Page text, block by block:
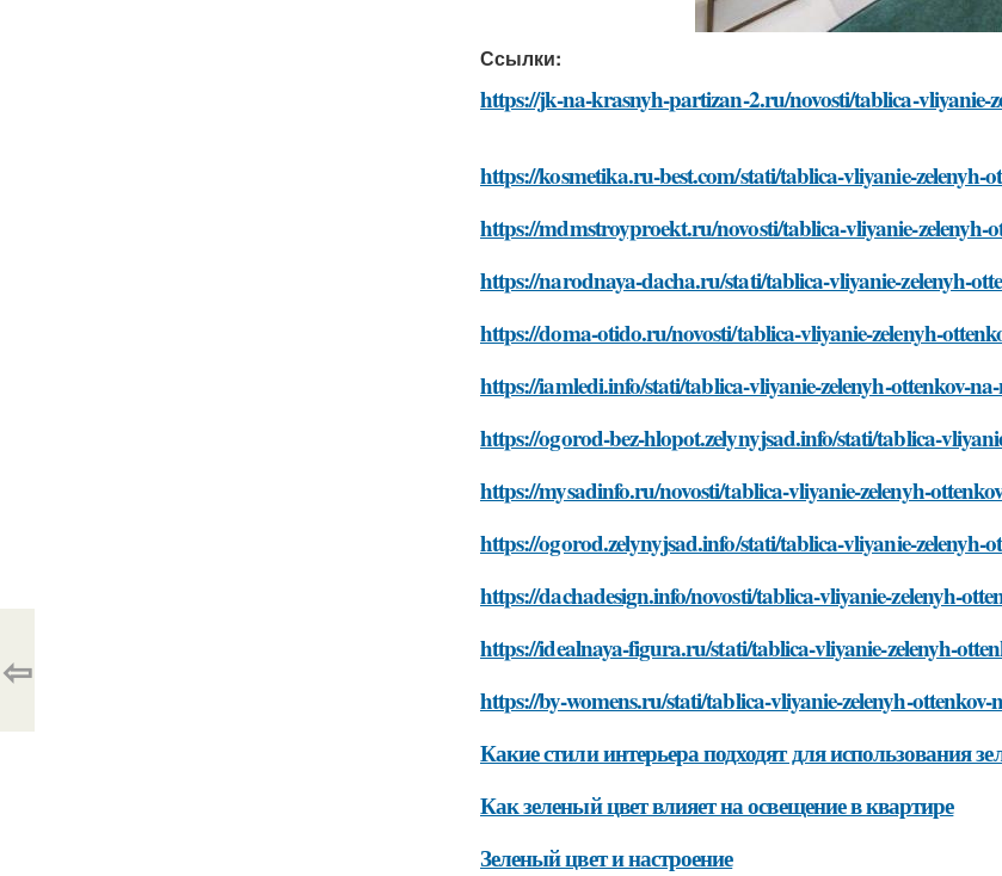
Ссылки:
https://jk-na-krasnyh-partizan-2.ru/novosti/tablica-vliyanie-
https://kosmetika.ru-best.com/stati/tablica-vliyanie-zelenyh-
https://mdmstroyproekt.ru/novosti/tablica-vliyanie-zelenyh-
https://narodnaya-dacha.ru/stati/tablica-vliyanie-zelenyh-
https://doma-otido.ru/novosti/tablica-vliyanie-zelenyh-
https://iamledi.info/stati/tablica-vliyanie-zelenyh-ottenkov-
https://ogorod-bez-hlopot.zelynyjsad.info/stati/tablica-
https://mysadinfo.ru/novosti/tablica-vliyanie-zelenyh-
https://ogorod.zelynyjsad.info/stati/tablica-vliyanie-zelenyh-
https://dachadesign.info/novosti/tablica-vliyanie-zelenyh-
https://idealnaya-figura.ru/stati/tablica-vliyanie-zelenyh-
https://by-womens.ru/stati/tablica-vliyanie-zelenyh-ottenkov-
Какие стили интерьера подходят для использования
Как зеленый цвет влияет на освещение в квартире
Зеленый цвет и настроение
⇦